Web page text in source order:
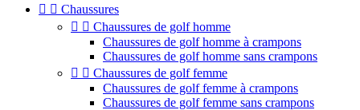
  Chaussures
  Chaussures de golf homme
Chaussures de golf homme à crampons
Chaussures de golf homme sans crampons
  Chaussures de golf femme
Chaussures de golf femme à crampons
Chaussures de golf femme sans crampons